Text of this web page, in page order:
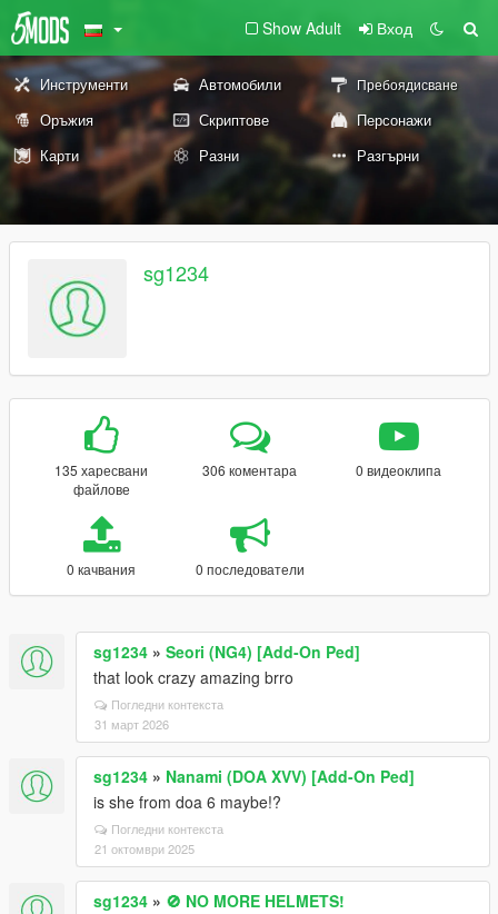
Show Adult Вход
Инструменти Автомобили Пребоядисване
Оръжия Скриптове
Персонажи
Карти
Разни Разгърни
sg1234
135 харесвани
файлове
306 коментара 0 видеоклипа
0 качвания 0 последователи
sg1234 » Seori (NG4) [Add-On Ped]
that look crazy amazing brro
Погледни контекста
31 март 2026
sg1234 » Nanami (DOA XVV) [Add-On Ped]
is she from doa 6 maybe!?
Погледни контекста
21 октомври 2025
sg1234 » 🚫 NO MORE HELMETS!